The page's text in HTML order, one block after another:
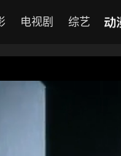
电视剧 综艺 动